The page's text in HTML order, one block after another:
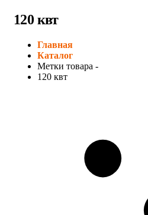
120 квт
Главная
Каталог
Метки товара -
120 квт